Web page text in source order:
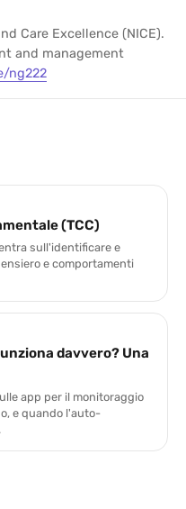
Care Excellence (NICE).
and management
ng222
(TCC)
sull'identificare e
e comportamenti
davvero? Una
app per il monitoraggio
e quando l'auto-